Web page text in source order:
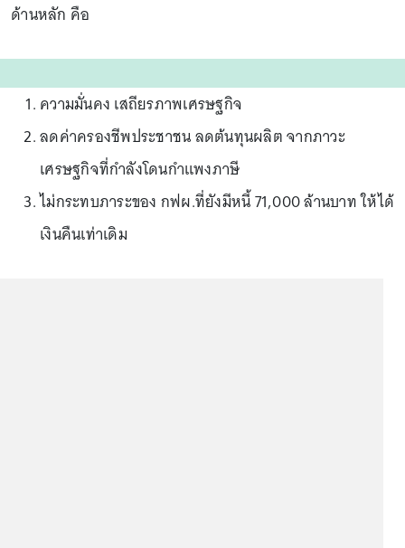
ด้านหลัก คือ
ความมั่นคง เสถียรภาพเศรษฐกิจ
ลดค่าครองชีพประชาชน ลดต้นทุนผลิต จากภาวะ
เศรษฐกิจที่กำลังโดนกำแพงภาษี
ไม่กระทบภาระของ กฟผ.ที่ยังมีหนี้ 71,000 ล้านบาท ให้ได้
เงินคืนเท่าเดิม